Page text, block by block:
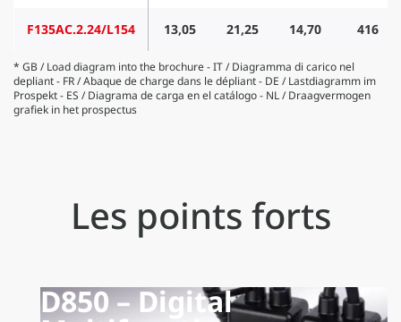
F135AC.2.24/L154 13,05 21,25 14,70 416
* GB / Load diagram into the brochure - IT / Diagramma di carico nel
depliant - FR / Abaque de charge dans le dépliant - DE / Lastdiagramm im
Prospekt - ES / Diagrama de carga en el catálogo - NL / Draagvermogen
grafiek in het prospectus
Les points forts
D850 – Digital